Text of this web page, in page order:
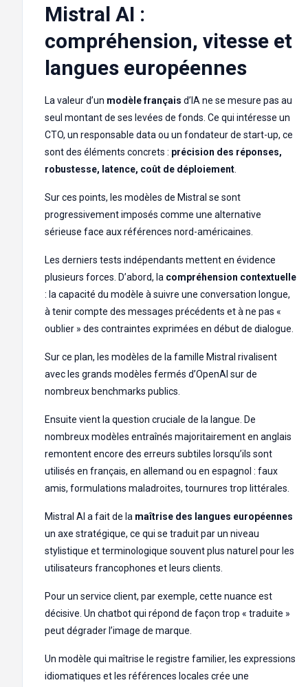
Mistral AI :
compréhension, vitesse et
langues européennes
La valeur d’un modèle français d’IA ne se mesure pas au
seul montant de ses levées de fonds. Ce qui intéresse un
CTO, un responsable data ou un fondateur de start-up, ce
sont des éléments concrets : précision des réponses,
robustesse, latence, coût de déploiement
Sur ces points, les modèles de Mistral se sont
progressivement imposés comme une alternative
sérieuse face aux références nord-américaines.
Les derniers tests indépendants mettent en évidence
plusieurs forces. D’abord, la compréhension contextuelle
: la capacité du modèle à suivre une conversation longue,
à tenir compte des messages précédents et à ne pas «
oublier » des contraintes exprimées en début de dialogue.
Sur ce plan, les modèles de la famille Mistral rivalisent
avec les grands modèles fermés d’OpenAI sur de
nombreux benchmarks publics.
Ensuite vient la question cruciale de la langue. De
nombreux modèles entraînés majoritairement en anglais
remontent encore des erreurs subtiles lorsqu’ils sont
utilisés en français, en allemand ou en espagnol : faux
amis, formulations maladroites, tournures trop littérales.
Mistral AI a fait de la maîtrise des langues européennes
un axe stratégique, ce qui se traduit par un niveau
stylistique et terminologique souvent plus naturel pour les
utilisateurs francophones et leurs clients.
Pour un service client, par exemple, cette nuance est
décisive. Un chatbot qui répond de façon trop « traduite »
peut dégrader l’image de marque.
Un modèle qui maîtrise le registre familier, les expressions
idiomatiques et les références locales crée une